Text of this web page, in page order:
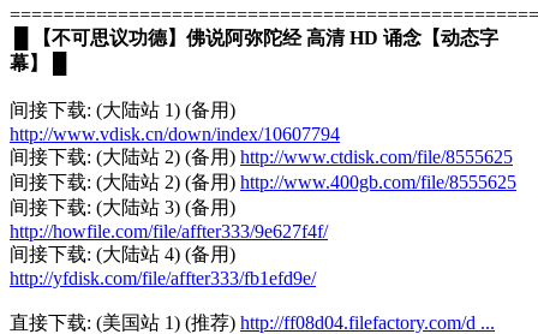
【不可思议功德】佛说阿弥陀经 高清 HD 诵念【动态字
幕】
间接下载: (大陆站 1) (备用)
http://www.vdisk.cn/down/index/10607794
间接下载: (大陆站 2) (备用) http://www.ctdisk.com/file/8555625
间接下载: (大陆站 2) (备用) http://www.400gb.com/file/8555625
间接下载: (大陆站 3) (备用)
http://howfile.com/file/affter333/9e627f4f/
间接下载: (大陆站 4) (备用)
http://yfdisk.com/file/affter333/fb1efd9e/
直接下载: (美国站 1) (推荐) http://ff08d04.filefactory.com/d ...